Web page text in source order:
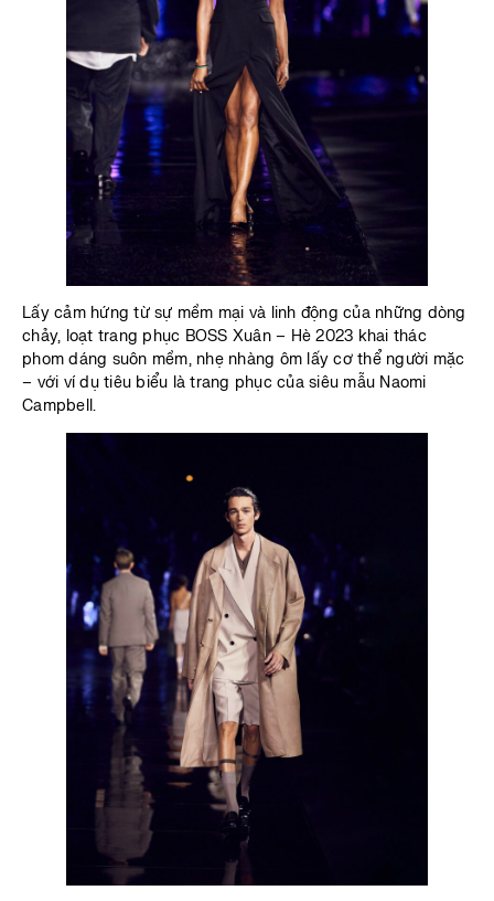
Lấy cảm hứng từ sự mềm mại và linh động của những dòng
chảy, loạt trang phục BOSS Xuân – Hè 2023 khai thác
phom dáng suôn mềm, nhẹ nhàng ôm lấy cơ thể người mặc
– với ví dụ tiêu biểu là trang phục của siêu mẫu Naomi
Campbell.